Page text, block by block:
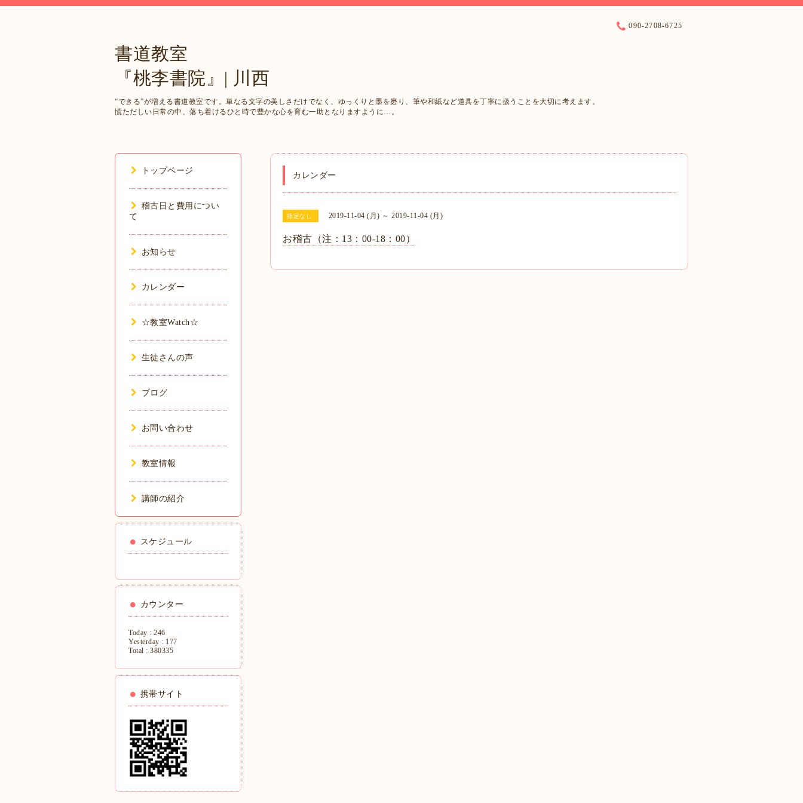
書道教室
『桃李書院』| 川西
“できる”が増える書道教室です。単なる文字の美しさだけでなく、ゆっくりと墨を磨り、筆や和紙など道具を丁寧に扱うことを大切に考えます。
慌ただしい日常の中、落ち着けるひと時で豊かな心を育む一助となりますように…。
090-2708-6725
カレンダー
指定なし 2019-11-04 (月) ～ 2019-11-04 (月)
お稽古（注：13：00-18：00）
トップページ
稽古日と費用につい
て
お知らせ
カレンダー
☆教室Watch☆
生徒さんの声
ブログ
お問い合わせ
教室情報
講師の紹介
スケジュール
カウンター
Today : 246
Yesterday : 177
Total : 380335
携帯サイト